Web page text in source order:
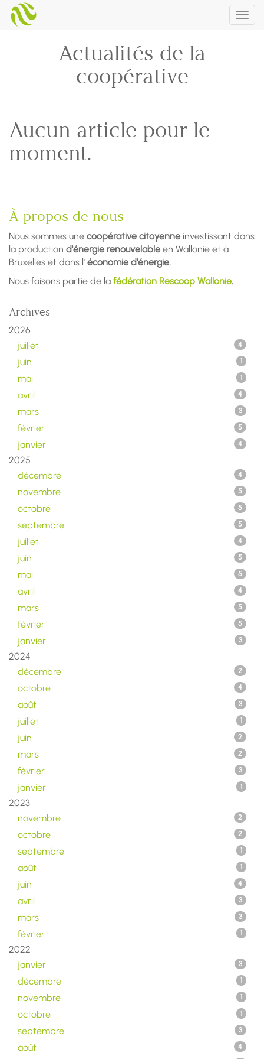
Actualités de la
coopérative
Aucun article pour le
moment.
À propos de nous
Nous sommes une coopérative citoyenne investissant dans
la production d'énergie renouvelable en Wallonie et à
Bruxelles et dans l' économie d'énergie.
Nous faisons partie de la fédération Rescoop Wallonie.
Archives
2026
juillet
4
juin 1
mai 1
avril 4
mars 3
février 5
janvier 4
2025
décembre
4
novembre 5
octobre 5
septembre 5
juillet 4
juin 5
mai 5
avril 4
mars 5
février 5
janvier 3
2024
décembre
2
octobre 4
août 3
juillet 1
juin 2
mars 2
février 3
janvier 1
2023
novembre
2
octobre 2
septembre 1
août 1
juin 4
avril 3
mars 3
février 1
2022
janvier
3
décembre 1
novembre 1
octobre 1
septembre 3
août 4